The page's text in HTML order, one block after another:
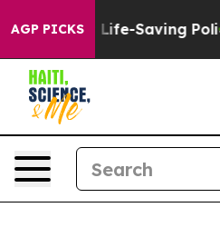
AGP PICKS
Against Life-Saving Policies